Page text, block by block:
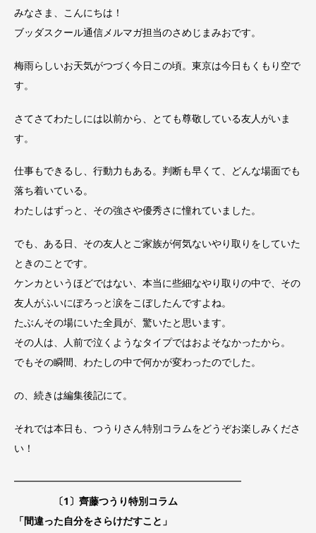
みなさま、こんにちは！
ブッダスクール通信メルマガ担当のさめじまみおです。
梅雨らしいお天気がつづく今日この頃。東京は今日もくもり空で
す。
さてさてわたしには以前から、とても尊敬している友人がいま
す。
仕事もできるし、行動力もある。判断も早くて、どんな場面でも
落ち着いている。
わたしはずっと、その強さや優秀さに憧れていました。
でも、ある日、その友人とご家族が何気ないやり取りをしていた
ときのことです。
ケンカというほどではない、本当に些細なやり取りの中で、その
友人がふいにぽろっと涙をこぼしたんですよね。
たぶんその場にいた全員が、驚いたと思います。
その人は、人前で泣くようなタイプではおよそなかったから。
でもその瞬間、わたしの中で何かが変わったのでした。
の、続きは編集後記にて。
それでは本日も、つうりさん特別コラムをどうぞお楽しみくださ
い！
━━━━━━━━━━━━━━━━━━━━━━━
〔1〕齊藤つうり特別コラム
「間違った自分をさらけだすこと 」